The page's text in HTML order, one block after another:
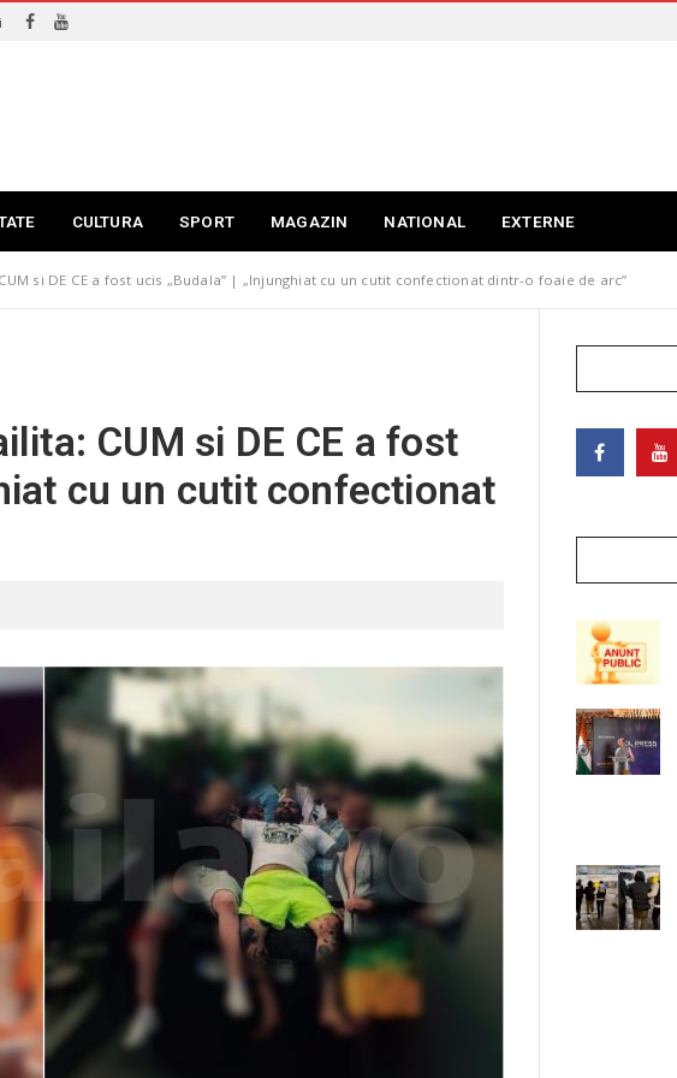
CULTURA SPORT MAGAZIN NATIONAL EXTERNE
si DE CE a fost ucis „Budala” | „Injunghiat cu un cutit confectionat dintr-o foaie de arc”
CUM si DE CE a fost
cu un cutit confectionat